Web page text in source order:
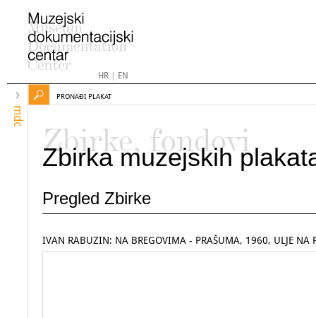
HR| EN
mdc
PRONAĐI PLAKAT
Zbirke, fondovi
Zbirka muzejskih
Pregled Zbirke
IVAN RABUZIN: NA BREGOVIMA - PRAŠUMA, 1960, ULJE